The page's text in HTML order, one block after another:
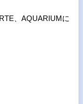
、AQUARIUMに